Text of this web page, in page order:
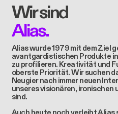
Wir sind
Alias.
Alias wurde 1979 mit dem Ziel
avantgardistischen Produkte
zu profilieren. Kreativität und
oberste Priorität. Wir suchen
Neugier nach immer neuen
unseres visionären, ironischen
sind.